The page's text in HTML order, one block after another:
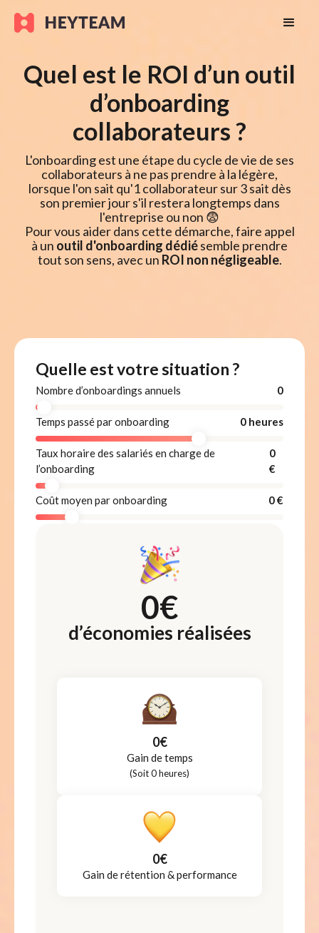
Quel est le ROI d’un outil
d’onboarding
collaborateurs ?
L'onboarding est une étape du cycle de vie de ses
collaborateurs à ne pas prendre à la légère,
lorsque l'on sait qu'1 collaborateur sur 3 sait dès
son premier jour s'il restera longtemps dans
l'entreprise ou non 😨
Pour vous aider dans cette démarche, faire appel
à un outil d'onboarding dédiésemble prendre
tout son sens, avec un ROI non négligeable.
Quelle est votre situation ?
Nombre d’onboardings annuels 0
Temps passé par onboarding 0 heures
Taux horaire des salariés en charge de
l’onboarding
0
€
Coût moyen par onboarding 0€
0€
d’économies réalisées
0€
Gain de temps
(Soit0heures)
0€
Gain de rétention & performance